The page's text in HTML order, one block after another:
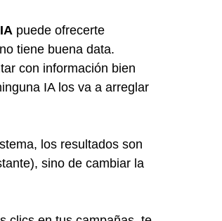
puede ofrecerte
tiene buena data.
con información bien
IA los va a arreglar
los resultados son
sino de cambiar la